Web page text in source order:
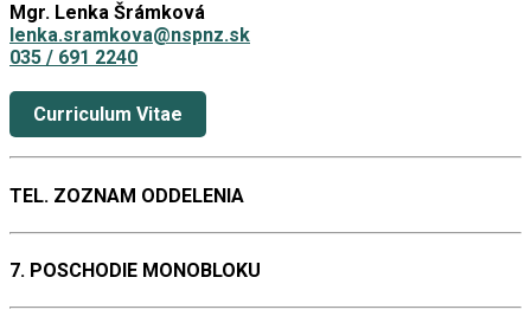
Mgr. Lenka Šrámková
lenka.sramkova@nspnz.sk
035 / 691 2240
Curriculum Vitae
TEL. ZOZNAM ODDELENIA
7. POSCHODIE MONOBLOKU